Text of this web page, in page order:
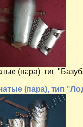
(пара), тип
(пара), тип